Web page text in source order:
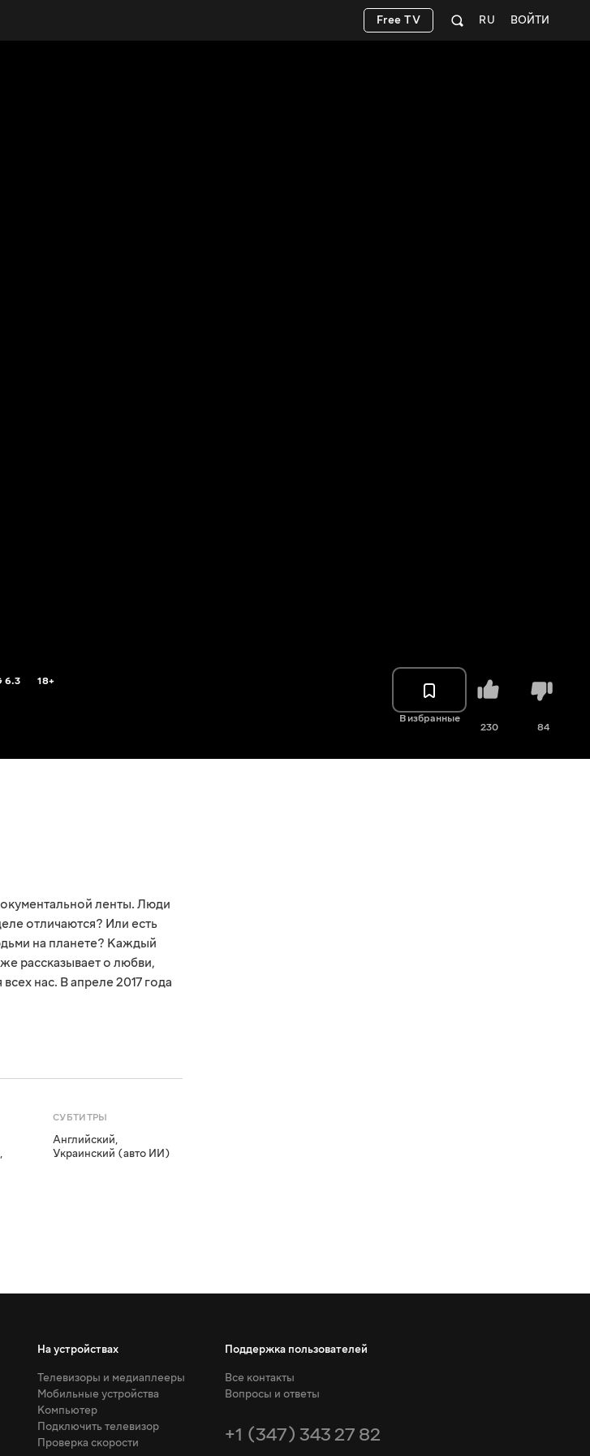
ВОЙТИ
RU
Free TV
6.3 18+
В избранные
230 84
ленты. Люди
отличаются? Или есть
на планете? Каждый
рассказывает о любви,
нас. В апреле 2017 года
,
СУБТИТРЫ
Английский,
Украинский (авто ИИ)
На устройствах
Телевизоры и медиаплееры
Мобильные устройства
Компьютер
Подключить телевизор
Проверка скорости
Поддержка пользователей
Все контакты
Вопросы и ответы
+1 (347) 343 27 82